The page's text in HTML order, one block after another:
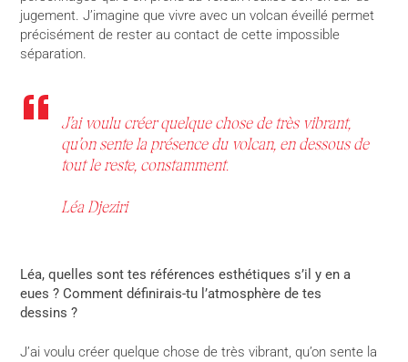
jugement. J’imagine que vivre avec un volcan éveillé permet
précisément de rester au contact de cette impossible
séparation.
J’ai voulu créer quelque chose de très vibrant,
qu’on sente la présence du volcan, en dessous de
tout le reste, constamment.
Léa Djeziri
Léa, quelles sont tes références esthétiques s’il y en a
eues ? Comment définirais-tu l’atmosphère de tes
dessins ?
J’ai voulu créer quelque chose de très vibrant, qu’on sente la